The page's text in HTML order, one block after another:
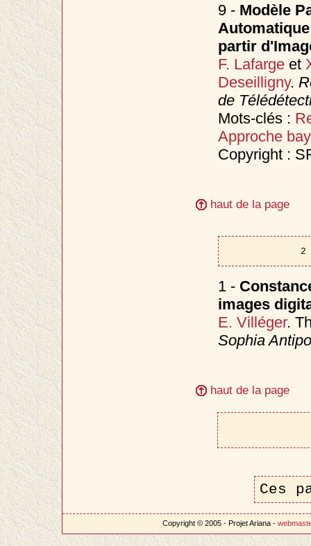
9 - Modèle
partir
F. Lafargeet
Deseilligny.
de
Mots-clés :
Approche
Copyright :
haut de la page
2
1 -
images
E. Villéger.
Sophia
haut de la page
Ces
Copyright © 2005 - Projet Ariana -